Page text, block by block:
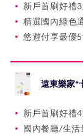
新戶首刷好禮
精選國內綠色
悠遊付享最優
遠東樂家⁺
新戶首刷好禮
國內餐廳/生